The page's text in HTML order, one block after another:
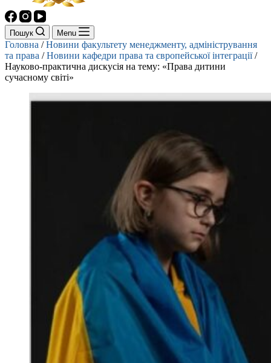
Пошук Menu
Головна /Новини факультету менеджменту, адміністрування
та права /Новини кафедри права та європейської інтеграції/
Науково-практична дискусія на тему: «Права дитини
сучасному світі»